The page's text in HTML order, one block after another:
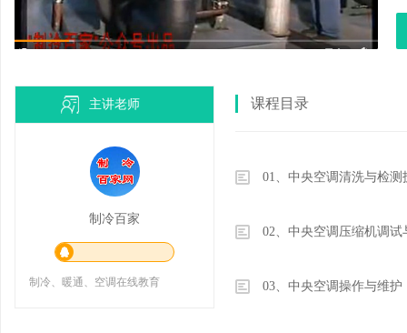
课程目录
01、中央空调清洗与检测
02、中央空调压缩机调试
03、中央空调操作与维护
主讲老师
制冷百家
制冷、暖通、空调在线教育